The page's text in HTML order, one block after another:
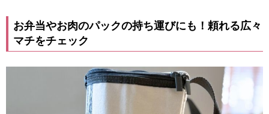
お弁当やお肉のパックの持ち運びにも！頼れる広々
マチをチェック